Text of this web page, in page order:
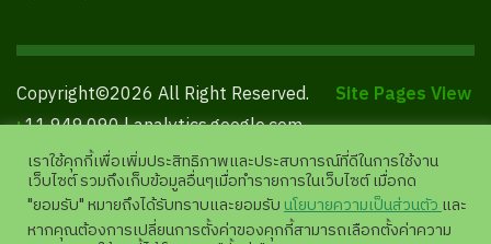
Copyright©2026 All Right Reserved.
Site Pages View
:11,949,090 |analytics.google.com
เราใช้คุกกี้เพื่อเพิ่มประสิทธิภาพและประสบการณ์ที่ดีในการใช้งาน
เว็บไซต์ รวมถึงเก็บข้อมูลอื่นๆเมื่อทำรายการในเว็บไซต์ เมื่อกด
"ยอมรับ" หมายถึงได้รับทราบและยอมรับนโยบายความเป็นส่วนตัวและ
หากคุณต้องการเปลี่ยนการตั้งค่าของคุกกี้สามารถเลือกตั้งค่าความ